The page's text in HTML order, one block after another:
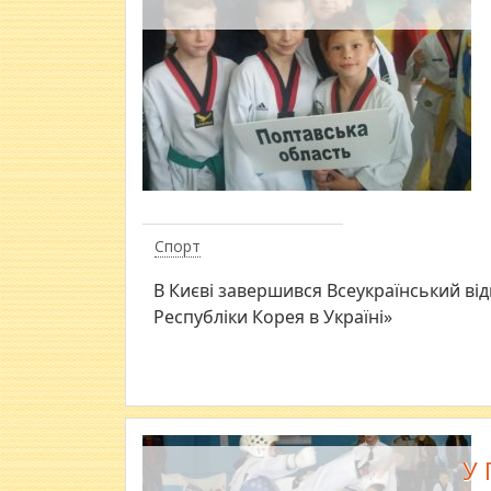
Спорт
В Києві завершився Всеукраїнський
Республіки Корея в Україні»
У